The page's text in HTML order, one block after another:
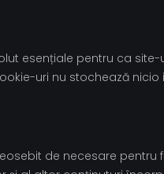
esențiale pentru ca
uri nu stochează
de necesare